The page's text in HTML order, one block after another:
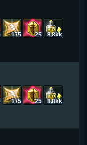
175 25 8.8kk
175 25 8.8kk